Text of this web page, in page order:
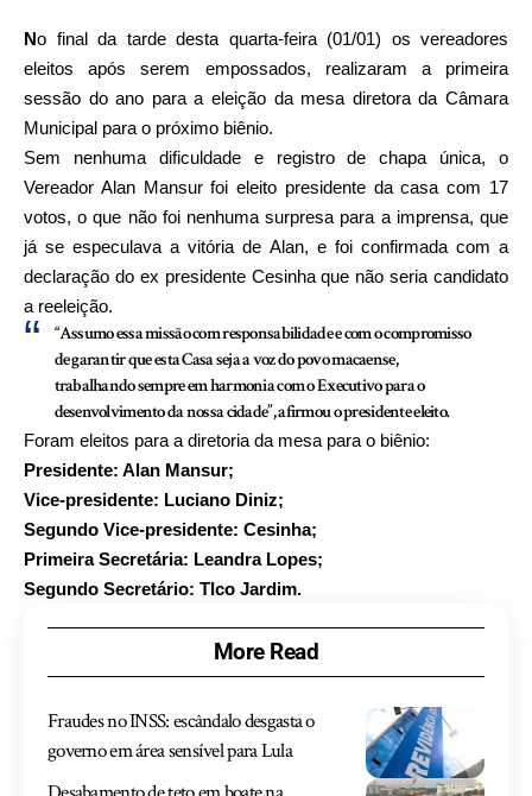
No final da tarde desta quarta-feira (01/01) os vereadores
eleitos após serem empossados, realizaram a primeira
sessão do ano para a eleição da mesa diretora da Câmara
Municipal para o próximo biênio.
Sem nenhuma dificuldade e registro de chapa única, o
Vereador Alan Mansur foi eleito presidente da casa com 17
votos, o que não foi nenhuma surpresa para a imprensa, que
já se especulava a vitória de Alan, e foi confirmada com a
declaração do ex presidente Cesinha que não seria candidato
a reeleição.
“Assumo essa missão com responsabilidade e com o compromisso
de garantir que esta Casa seja a voz do povo macaense,
trabalhando sempre em harmonia com o Executivo para o
desenvolvimento da nossa cidade”,afirmou o presidente eleito.
Foram eleitos para a diretoria da mesa para o biênio:
Presidente: Alan Mansur;
Vice-presidente: Luciano Diniz;
Segundo Vice-presidente: Cesinha;
Primeira Secretária: Leandra Lopes;
Segundo Secretário: TIco Jardim.
More Read
Fraudes no INSS: escândalo desgasta o
governo em área sensível para Lula